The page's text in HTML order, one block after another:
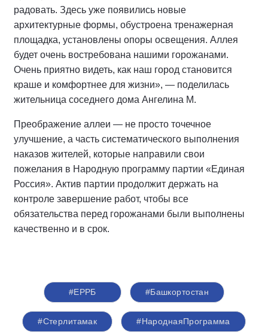
радовать. Здесь уже появились новые
архитектурные формы, обустроена тренажерная
площадка, установлены опоры освещения. Аллея
будет очень востребована нашими горожанами.
Очень приятно видеть, как наш город становится
краше и комфортнее для жизни», — поделилась
жительница соседнего дома Ангелина М.
Преображение аллеи — не просто точечное
улучшение, а часть систематического выполнения
наказов жителей, которые направили свои
пожелания в Народную программу партии «Единая
Россия». Актив партии продолжит держать на
контроле завершение работ, чтобы все
обязательства перед горожанами были выполнены
качественно и в срок.
#ЕРРБ #Башкортостан
#Стерлитамак #НароднаяПрограмма